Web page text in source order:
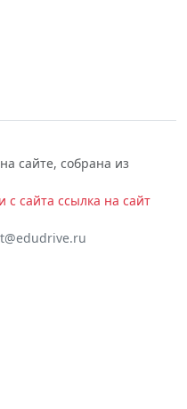
сайте, собрана из
сайта ссылка на сайт